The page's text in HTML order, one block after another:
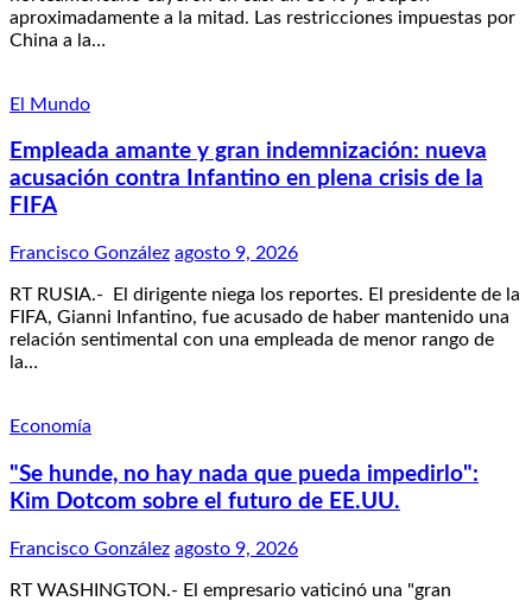
aproximadamente a la mitad. Las restricciones impuestas por
China a la…
El Mundo
Empleada amante y gran indemnización: nueva
acusación contra Infantino en plena crisis de la
FIFA
Francisco González agosto 9, 2026
RT RUSIA.- El dirigente niega los reportes. El presidente de la
FIFA, Gianni Infantino, fue acusado de haber mantenido una
relación sentimental con una empleada de menor rango de
la…
Economía
"Se hunde, no hay nada que pueda impedirlo":
Kim Dotcom sobre el futuro de EE.UU.
Francisco González agosto 9, 2026
RT WASHINGTON.- El empresario vaticinó una "gran